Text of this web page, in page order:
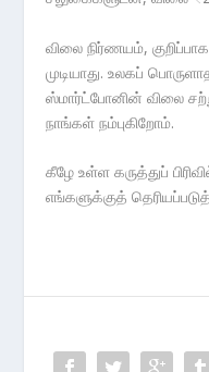
விலை நிர்ணயம்,
முடியாது. உலகப்
ஸ்மார்ட்போனின் விலை
நாங்கள் நம்புகிறோம்.
கீழே உள்ள கருத்துப்
எங்களுக்குத்